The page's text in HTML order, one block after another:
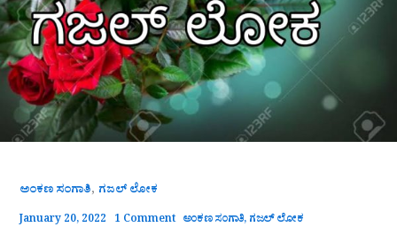
ಅಂಕಣ ಸಂಗಾತಿ, ಗಜಲ್ ಲೋಕ
January 20, 2022 1 Comment ಅಂಕಣ ಸಂಗಾತಿ, ಗಜಲ್ ಲೋಕ